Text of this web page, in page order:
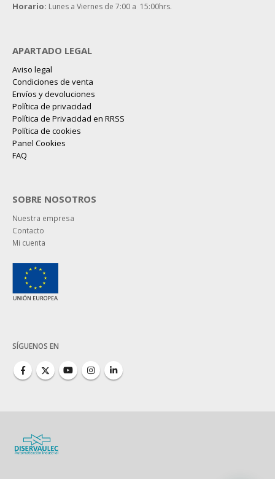
Horario: Lunes a Viernes de 7:00 a 15:00hrs.
APARTADO LEGAL
Aviso legal
Condiciones de venta
Envíos y devoluciones
Política de privacidad
Política de Privacidad en RRSS
Política de cookies
Panel Cookies
FAQ
SOBRE NOSOTROS
Nuestra empresa
Contacto
Mi cuenta
SÍGUENOS EN